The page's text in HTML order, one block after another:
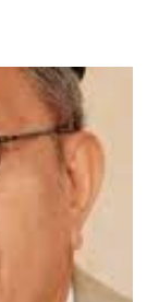
elemen
jenis-
ledakan
pakan